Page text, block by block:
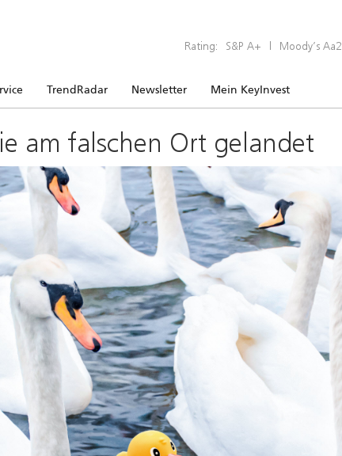
Rating: S&P A+ | Moody’s Aa2
TrendRadar Newsletter Mein KeyInvest
am falschen Ort gelandet